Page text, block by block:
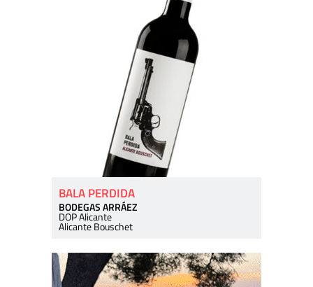
BALA PERDIDA
BODEGAS ARRÁEZ
DOP Alicante
Alicante Bouschet